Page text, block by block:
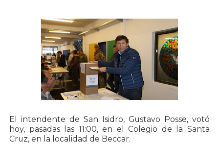
El intendente de San Isidro, Gustavo Posse, votó
hoy, pasadas las 11:00, en el Colegio de la Santa
Cruz, en la localidad de Beccar.